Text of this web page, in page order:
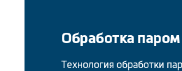
Обработка паром
Технология обработки